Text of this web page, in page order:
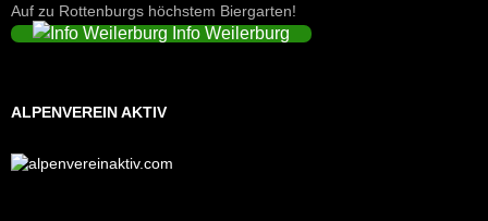
Auf zu Rottenburgs höchstem Biergarten!
Info Weilerburg
ALPENVEREIN AKTIV